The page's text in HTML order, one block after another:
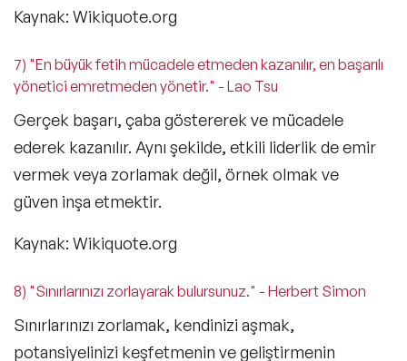
Kaynak: Wikiquote.org
7) "En büyük fetih mücadele etmeden kazanılır, en başarılı
yönetici emretmeden yönetir." - Lao Tsu
Gerçek başarı, çaba göstererek ve mücadele
ederek kazanılır. Aynı şekilde, etkili liderlik de emir
vermek veya zorlamak değil, örnek olmak ve
güven inşa etmektir.
Kaynak: Wikiquote.org
8) "Sınırlarınızı zorlayarak bulursunuz." - Herbert Simon
Sınırlarınızı zorlamak, kendinizi aşmak,
potansiyelinizi keşfetmenin ve geliştirmenin